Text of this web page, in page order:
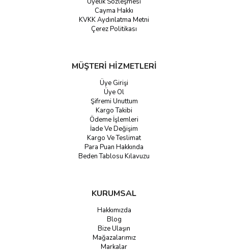
Cayma Hakkı
KVKK Aydınlatma Metni
Çerez Politikası
MÜŞTERİ HİZMETLERİ
Üye Girişi
Üye Ol
Şifremi Unuttum
Kargo Takibi
Ödeme İşlemleri
İade Ve Değişim
Kargo Ve Teslimat
Para Puan Hakkında
Beden Tablosu Kılavuzu
KURUMSAL
Hakkımızda
Blog
Bize Ulaşın
Mağazalarımız
Markalar